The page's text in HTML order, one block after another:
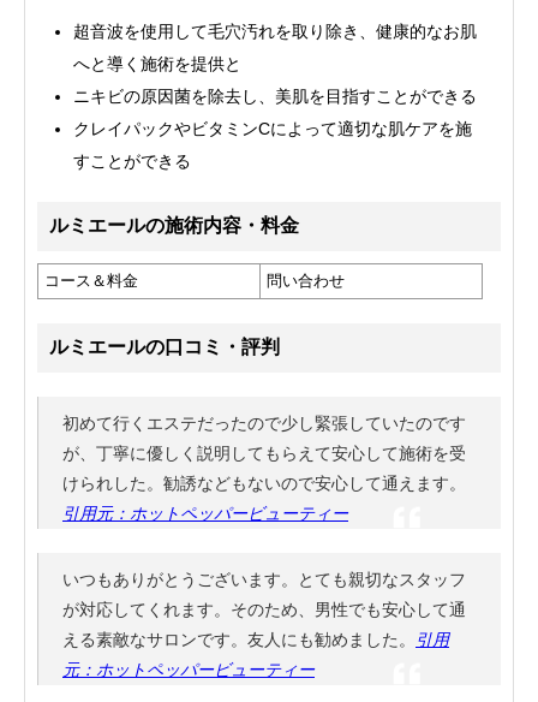
超音波を使用して毛穴汚れを取り除き、健康的なお肌
へと導く施術を提供と
ニキビの原因菌を除去し、美肌を目指すことができる
クレイパックやビタミンCによって適切な肌ケアを施
すことができる
ルミエールの施術内容・料金
コース＆料金 問い合わせ
ルミエールの口コミ・評判
初めて行くエステだったので少し緊張していたのです
が、丁寧に優しく説明してもらえて安心して施術を受
けられした。勧誘などもないので安心して通えます。
引用元：ホットペッパービューティー
いつもありがとうございます。とても親切なスタッフ
が対応してくれます。そのため、男性でも安心して通
える素敵なサロンです。友人にも勧めました。
引用
元：ホットペッパービューティー